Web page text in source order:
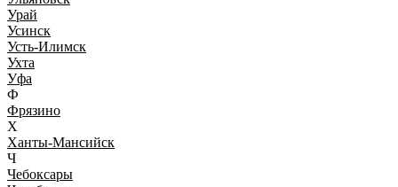
Урай
Усинск
Усть-Илимск
Ухта
Уфа
Ф
Фрязино
Х
Ханты-Мансийск
Ч
Чебоксары